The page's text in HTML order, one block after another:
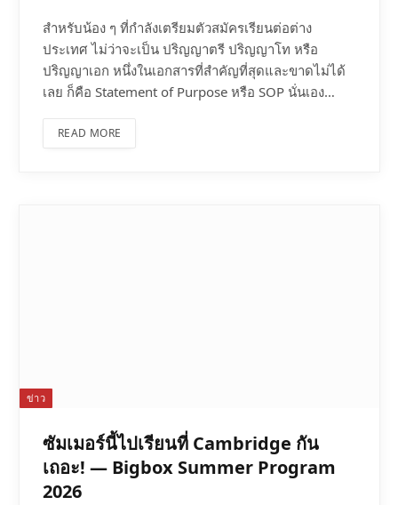
สำหรับน้อง ๆ ที่กำลังเตรียมตัวสมัครเรียนต่อต่าง
ประเทศ ไม่ว่าจะเป็น ปริญญาตรี ปริญญาโท หรือ
ปริญญาเอก หนึ่งในเอกสารที่สำคัญที่สุดและขาดไม่ได้
เลย ก็คือ Statement of Purpose หรือ SOP นั่นเอง…
READ MORE
ข่าว
ซัมเมอร์นี้ไปเรียนที่ Cambridge กัน
เถอะ! — Bigbox Summer Program
2026